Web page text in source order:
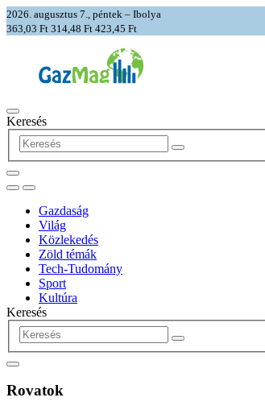
2026. augusztus 7., péntek – Ibolya
363,03 Ft 314,48 Ft 423,45 Ft
Keresés
Gazdaság
Világ
Közlekedés
Zöld témák
Tech-Tudomány
Sport
Kultúra
Keresés
Rovatok